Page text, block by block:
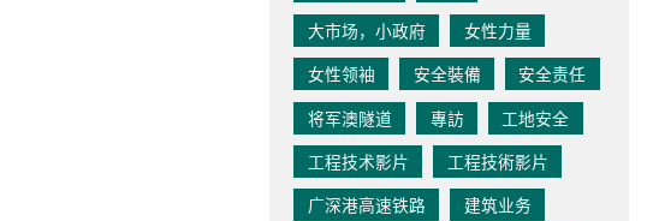
大市场，小政府
女性力量
女性领袖
安全裝備
安全责任
将军澳隧道
專訪
工地安全
工程技术影片
工程技術影片
广深港高速铁路
建筑业务